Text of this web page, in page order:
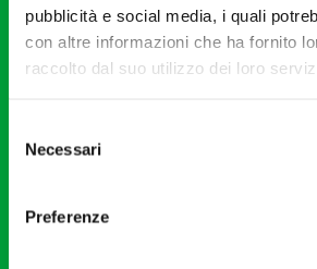
pubblicità e social media, i quali
con altre informazioni che ha fornito
raccolto dal suo utilizzo dei loro
delNecessari
Preferenze
Fondazione I Pomeriggi Musicali
Partita Iva 04410060158